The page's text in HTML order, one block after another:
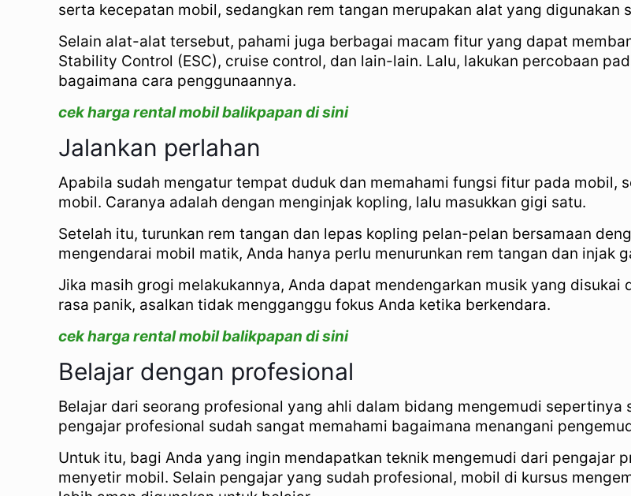
serta kecepatan mobil, sedangkan rem tangan merupakan alat yang digunakan
Selain alat-alat tersebut, pahami juga berbagai macam fitur yang dapat
Stability Control (ESC), cruise control, dan lain-lain. Lalu, lakukan percobaan
bagaimana cara penggunaannya.
cek harga rental mobil balikpapan di sini
Jalankan perlahan
Apabila sudah mengatur tempat duduk dan memahami fungsi fitur pada mobil,
mobil. Caranya adalah dengan menginjak kopling, lalu masukkan gigi satu.
Setelah itu, turunkan rem tangan dan lepas kopling pelan-pelan bersamaan
mengendarai mobil matik, Anda hanya perlu menurunkan rem tangan dan injak
Jika masih grogi melakukannya, Anda dapat mendengarkan musik yang
rasa panik, asalkan tidak mengganggu fokus Anda ketika berkendara.
cek harga rental mobil balikpapan di sini
Belajar dengan profesional
Belajar dari seorang profesional yang ahli dalam bidang mengemudi
pengajar profesional sudah sangat memahami bagaimana menangani
Untuk itu, bagi Anda yang ingin mendapatkan teknik mengemudi dari pengajar
menyetir mobil. Selain pengajar yang sudah profesional, mobil di kursus